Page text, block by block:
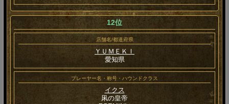
12位
店舗名/都道府県
ＹＵＭＥＫＩ
愛知県
プレーヤー名・称号・ハウンドクラス
イクス
凩の皇帝